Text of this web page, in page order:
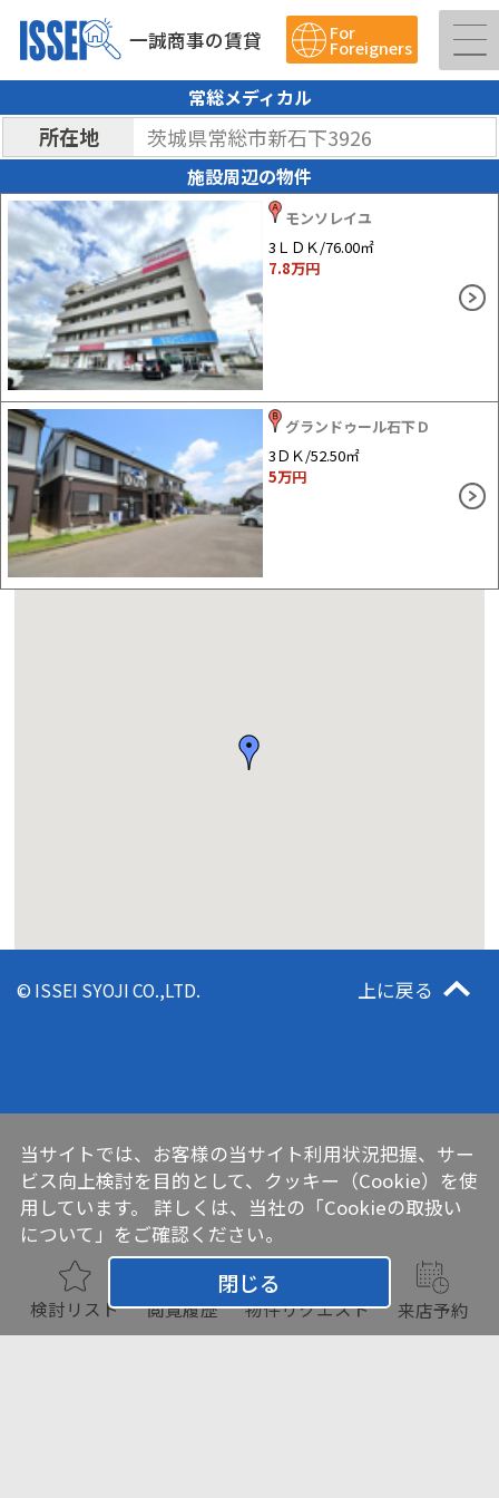
一誠商事の賃貸 For
Foreigners
常総メディカル
所在地 茨城県常総市新石下3926
施設周辺の物件
モンソレイユ
3ＬＤＫ/76.00㎡
7.8万円
グランドゥール石下Ｄ
3ＤＫ/52.50㎡
5万円
© ISSEI SYOJI CO.,LTD. 上に戻る
検討リスト 閲覧履歴 物件リクエスト 来店予約
当サイトでは、お客様の当サイト利用状況把握、サー
ビス向上検討を目的として、クッキー（Cookie）を使
用しています。 詳しくは、当社の 「Cookieの取扱い
について」 をご確認ください。
閉じる